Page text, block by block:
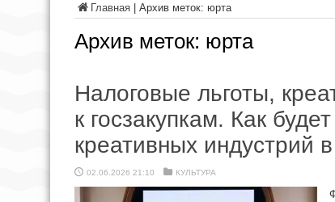
Главная Архив меток: юрта
Архив меток: юрта
Налоговые льготы,
к госзакупкам. Как
креативных индустрий
02.06.2026 21:10 КУЛЬТУРА